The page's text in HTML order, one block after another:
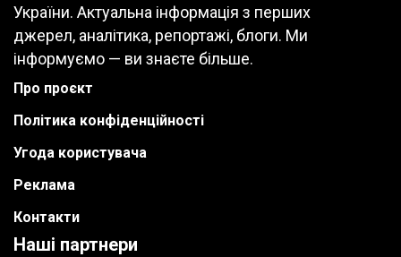
України. Актуальна інформація з перших
джерел, аналітика, репортажі, блоги. Ми
інформуємо — ви знаєте більше.
Про проєкт
Політика конфіденційності
Угода користувача
Реклама
Контакти
Наші партнери